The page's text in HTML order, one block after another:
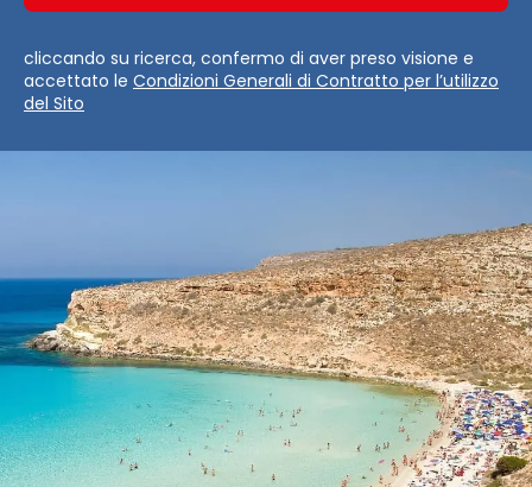
cliccando su ricerca, confermo di aver preso visione e
accettato le Condizioni Generali di Contratto per l’utilizzo
del Sito